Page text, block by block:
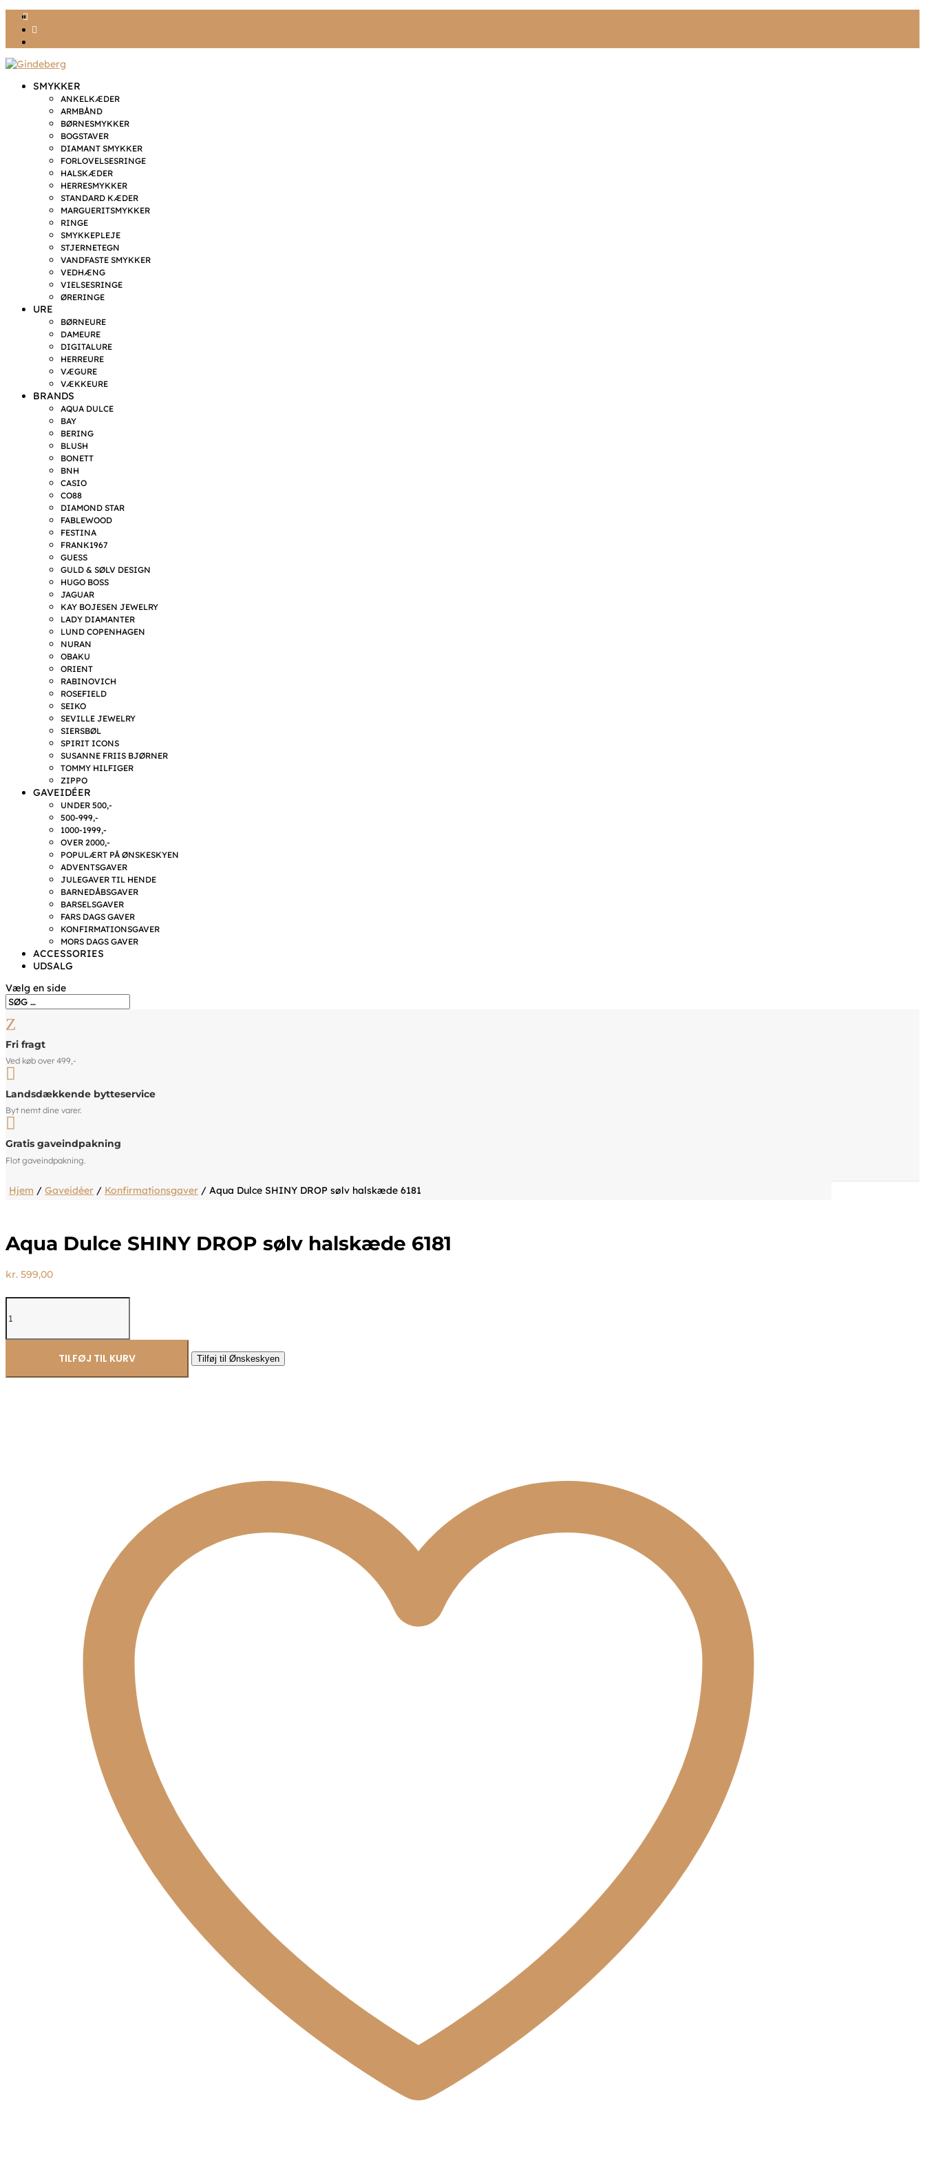
SMYKKER
ANKELKÆDER
ARMBÅND
BØRNESMYKKER
BOGSTAVER
DIAMANT SMYKKER
FORLOVELSESRINGE
HALSKÆDER
HERRESMYKKER
STANDARD KÆDER
MARGUERITSMYKKER
RINGE
SMYKKEPLEJE
STJERNETEGN
VANDFASTE SMYKKER
VEDHÆNG
VIELSESRINGE
ØRERINGE
URE
BØRNEURE
DAMEURE
DIGITALURE
HERREURE
VÆGURE
VÆKKEURE
BRANDS
AQUA DULCE
BAY
BERING
BLUSH
BONETT
BNH
CASIO
CO88
DIAMOND STAR
FABLEWOOD
FESTINA
FRANK1967
GUESS
GULD & SØLV DESIGN
HUGO BOSS
JAGUAR
KAY BOJESEN JEWELRY
LADY DIAMANTER
LUND COPENHAGEN
NURAN
OBAKU
ORIENT
RABINOVICH
ROSEFIELD
SEIKO
SEVILLE JEWELRY
SIERSBØL
SPIRIT ICONS
SUSANNE FRIIS BJØRNER
TOMMY HILFIGER
ZIPPO
GAVEIDÉER
UNDER 500,-
500-999,-
1000-1999,-
OVER 2000,-
POPULÆRT PÅ ØNSKESKYEN
ADVENTSGAVER
JULEGAVER TIL HENDE
BARNEDÅBSGAVER
BARSELSGAVER
FARS DAGS GAVER
KONFIRMATIONSGAVER
MORS DAGS GAVER
ACCESSORIES
UDSALG
Vælg en side
Z
Fri fragt
Ved køb over 499,-

Landsdækkende bytteservice
Byt nemt dine varer.

Gratis gaveindpakning
Flot gaveindpakning.
Hjem / Gaveidéer / Konfirmationsgaver / Aqua Dulce SHINY DROP sølv halskæde 6181
Aqua Dulce SHINY DROP sølv halskæde 6181
kr. 599,00
Aqua
Dulce
DROP
6181
TILFØJ TIL KURV Tilføj til Ønskeskyen